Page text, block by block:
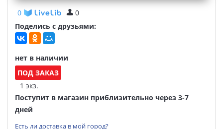
0
0
Поделись с друзьями:
нет в наличии
ПОД ЗАКАЗ
1 экз.
Поступит в магазин приблизительно через 3-7
дней
Есть ли доставка в мой город?